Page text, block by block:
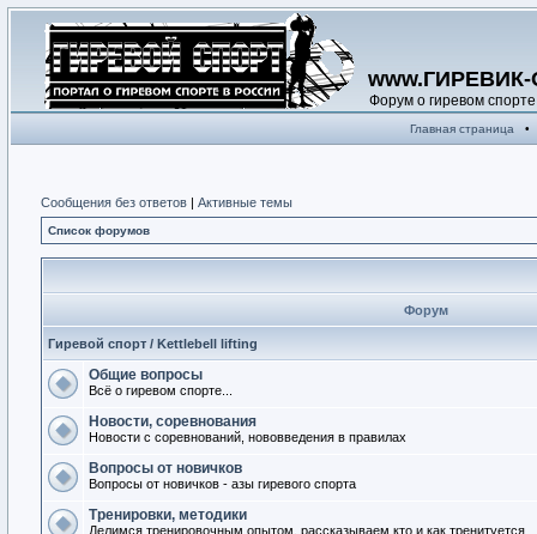
Форум о гиревом спорте
Главная страница •
Сообщения без ответов | Активные темы
Список форумов
Форум
Гиревой спорт / Kettlebell lifting
Общие вопросы
Всё о гиревом спорте...
Новости, соревнования
Новости с соревнований, нововведения в правилах
Вопросы от новичков
Вопросы от новичков - азы гиревого спорта
Тренировки, методики
Делимся тренировочным опытом, рассказываем кто и как тренитуется